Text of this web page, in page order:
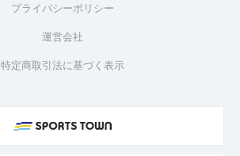
プライバシーポリシー
運営会社
特定商取引法に基づく表示